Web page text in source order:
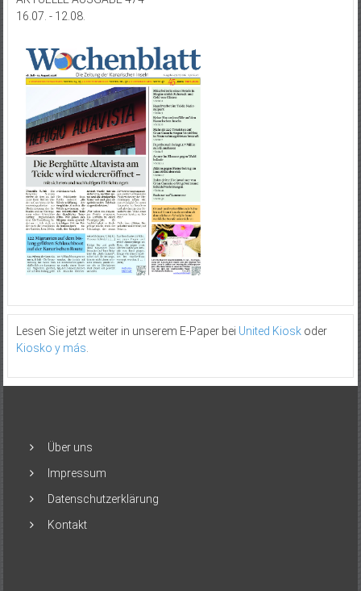
16.07. - 12.08.
Lesen Sie jetzt weiter in unserem E-Paper bei United Kioskoder
Kiosko y más.
Über uns
Impressum
Datenschutzerklärung
Kontakt